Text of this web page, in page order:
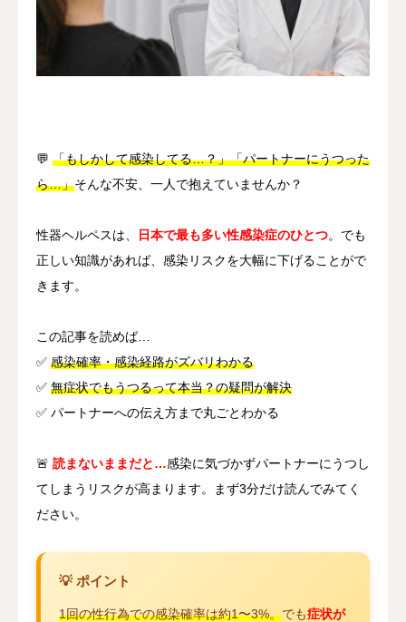
💬 「もしかして感染してる…？」「パートナーにうつった
ら…」そんな不安、一人で抱えていませんか？
性器ヘルペスは、 日本で最も多い性感染症のひとつ。でも
正しい知識があれば、感染リスクを大幅に下げることがで
きます。
この記事を読めば…
✅ 感染確率・感染経路がズバリわかる
✅ 無症状でもうつるって本当？の疑問が解決
✅ パートナーへの伝え方まで丸ごとわかる
🚨 読まないままだと…感染に気づかずパートナーにうつし
てしまうリスクが高まります。まず3分だけ読んでみてく
ださい。
💡 ポイント
1回の性行為での感染確率は約1〜3%。でも症状が
採用情報
简体中文 日本語 English Español 한국어